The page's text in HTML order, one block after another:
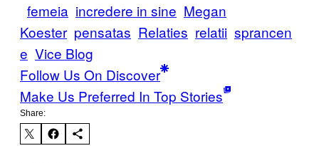
femeia incredere in sine Megan
Koester pensatas Relaties relatii sprancen
e Vice Blog
Follow Us On Discover
Make Us Preferred In Top Stories
Share: